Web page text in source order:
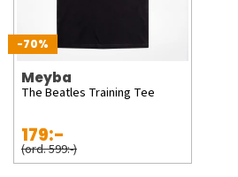
-70%
Meyba
The Beatles Training Tee
179:-
(ord. 599:-)